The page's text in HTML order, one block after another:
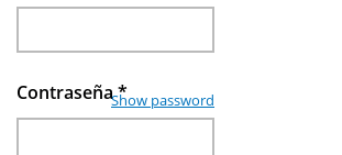
Contraseña*
Show password